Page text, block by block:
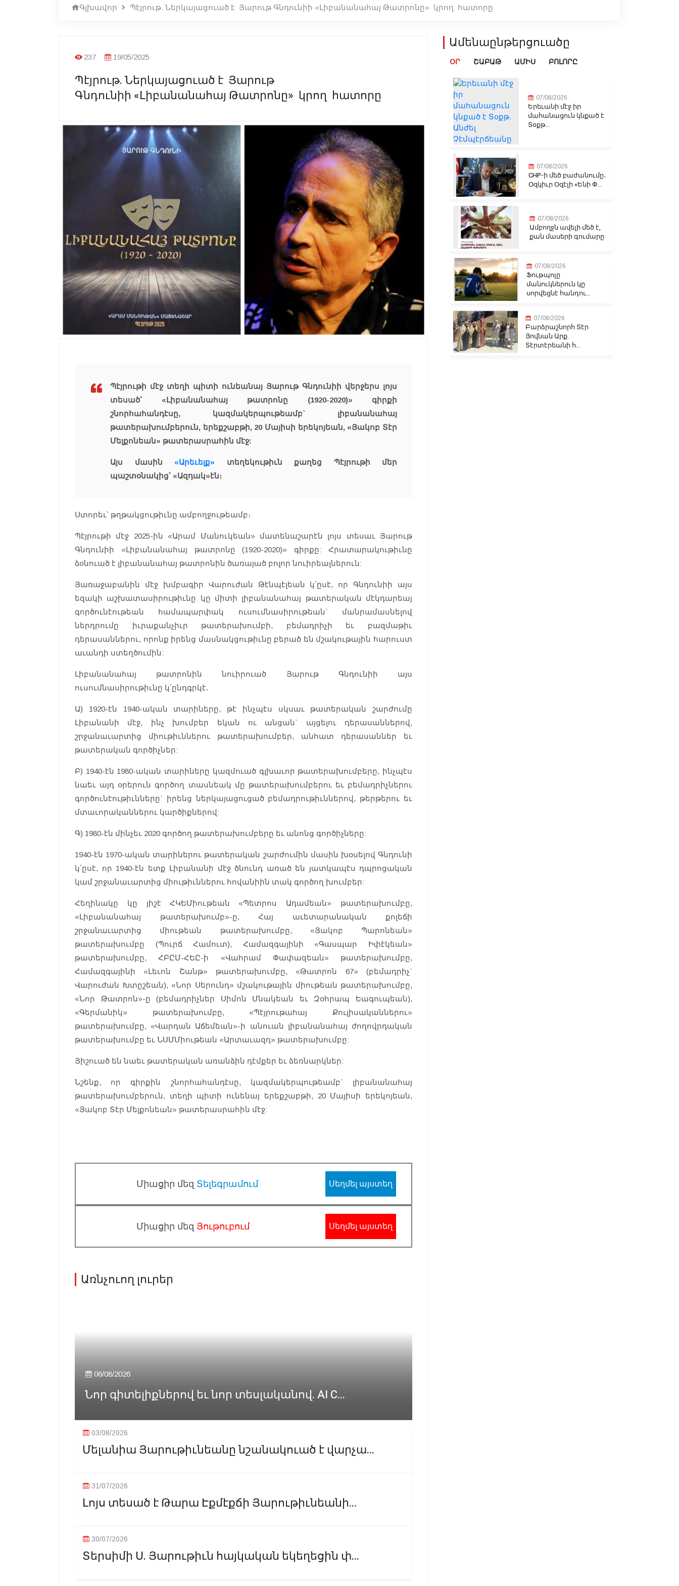
Գլխավոր Պէյրութ. Ներկայացուած է Յարութ Գնդունիի «Լիբանանահայ Թատրոնը» կրող հատորը
237 19/05/2025
Պէյրութ. Ներկայացուած է Յարութ
Գնդունիի «Լիբանանահայ Թատրոնը» կրող հատորը
Պէյրութի մէջ տեղի պիտի ունեանայ Յարութ Գնդունիի վերջերս լոյս
տեսած՝ «Լիբանանահայ թատրոնը (1920-2020)» գիրքի
շնորհահանդէսը, կազմակերպութեամբ` լիբանանահայ
թատերախումբերուն, երեքշաբթի, 20 Մայիսի երեկոյեան, «Յակոբ Տէր
Մելքոնեան» թատերասրահին մէջ:
Այս մասին «Արեւելք» տեղեկութիւն քաղեց Պէյրութի մեր
պաշտօնակից՝ «Ազդակ»էն։
Ստորեւ՝ թղթակցութիւնը ամբողջութեամբ։
Պէյրութի մէջ 2025-ին «Արամ Մանուկեան» մատենաշարէն լոյս տեսաւ Յարութ
Գնդունիի «Լիբանանահայ թատրոնը (1920-2020)» գիրքը: Հրատարակութիւնը
ձօնուած է լիբանանահայ թատրոնին ծառայած բոլոր նուիրեալներուն:
Յառաջաբանին մէջ խմբագիր Վարուժան Թէնպէլեան կ՛ըսէ, որ Գնդունիի այս
եզակի աշխատասիրութիւնը կը միտի լիբանանահայ թատերական մէկդարեայ
գործունէութեան համապարփակ ուսումնասիրութեան` մանրամասնելով
ներդրումը իւրաքանչիւր թատերախումբի, բեմադրիչի եւ բազմաթիւ
դերասաններու, որոնք իրենց մասնակցութիւնը բերած են մշակութային հարուստ
աւանդի ստեղծումին:
Լիբանանահայ թատրոնին նուիրուած Յարութ Գնդունիի այս
ուսումնասիրութիւնը կ՛ընդգրկէ.
Ա) 1920-էն 1940-ական տարիները, թէ ինչպէս սկսաւ թատերական շարժումը
Լիբանանի մէջ, ինչ խումբեր եկան ու անցան` այցելու դերասաններով,
շրջանաւարտից միութիւններու թատերախումբեր, անհատ դերասաններ եւ
թատերական գործիչներ:
Բ) 1940-էն 1980-ական տարիները կազմուած գլխաւոր թատերախումբերը, ինչպէս
նաեւ այդ օրերուն գործող տասնեակ մը թատերախումբերու եւ բեմադրիչներու
գործունէութիւնները` իրենց ներկայացուցած բեմադրութիւններով, թերթերու եւ
մտաւորականներու կարծիքներով:
Գ) 1980-էն մինչեւ 2020 գործող թատերախումբերը եւ անոնց գործիչները:
1940-էն 1970-ական տարիներու թատերական շարժումին մասին խօսելով Գնդունի
կ՛ըսէ, որ 1940-էն ետք Լիբանանի մէջ ծնունդ առած են յատկապէս դպրոցական
կամ շրջանաւարտից միութիւններու հովանիին տակ գործող խումբեր:
Հեղինակը կը յիշէ ՀԿԵՄիութեան «Պետրոս Ադամեան» թատերախումբը,
«Լիբանանահայ թատերախումբ»-ը, Հայ աւետարանական քոլեճի
շրջանաւարտից միութեան թատերախումբը, «Յակոբ Պարոնեան»
թատերախումբը (Պուրճ Համուտ), Համազգայինի «Գասպար Իփէկեան»
թատերախումբը, ՀԲԸՄ-ՀԵԸ-ի «Վահրամ Փափազեան» թատերախումբը,
Համազգայինի «Լեւոն Շանթ» թատերախումբը, «Թատրոն 67» (բեմադրիչ`
Վարուժան Խտըշեան), «Նոր Սերունդ» մշակութային միութեան թատերախումբը,
«Նոր Թատրոն»-ը (բեմադրիչներ Սիմոն Մնակեան եւ Զօհրապ Եագուպեան),
«Գերմանիկ» թատերախումբը, «Պէյրութահայ Քուլիսականներու»
թատերախումբը, «Վարդան Աճեմեան»-ի անուան լիբանանահայ ժողովրդական
թատերախումբը եւ ՆՍՄՄիութեան «Արտաւազդ» թատերախումբը:
Յիշուած են նաեւ թատերական առանձին դէմքեր եւ ձեռնարկներ:
Նշենք, որ գիրքին շնորհահանդէսը, կազմակերպութեամբ` լիբանանահայ
թատերախումբերուն, տեղի պիտի ունենայ երեքշաբթի, 20 Մայիսի երեկոյեան,
«Յակոբ Տէր Մելքոնեան» թատերասրահին մէջ:
Միացիր մեզ Տելեգրամում Սեղմել այստեղ
Միացիր մեզ Յութուբում Սեղմել այստեղ
Առնչուող լուրեր
06/08/2026
Նոր գիտելիքներով եւ նոր տեսլականով. AI C...
03/08/2026
Մելանիա Յարութիւնեանը նշանակուած է վարչա...
31/07/2026
Լոյս տեսած է Թարա Էքմէքճի Յարութիւնեանի...
30/07/2026
Տերսիմի Ս. Յարութիւն հայկական եկեղեցին փ...
Ամենաընթերցուածը
ՕՐ ՇԱԲԱԹ ԱՄԻՍ ԲՈԼՈՐԸ
07/08/2026
Երեւանի մէջ իր
մահանացուն կնքած է
Տօքթ...
07/08/2026
CHP-ի մեծ բաժանումը․
Օզկիւր Օզէլի «Ենի Փ...
07/08/2026
Ամբողջն ավելի մեծ է,
քան մասերի գումարը
07/08/2026
Ֆութպոլը
մանուկներուն կը
սորվեցնէ հանդու...
07/08/2026
Բարձրաշնորհ Տէր
Յովնան Արք.
Տէրտէրեանի հ...